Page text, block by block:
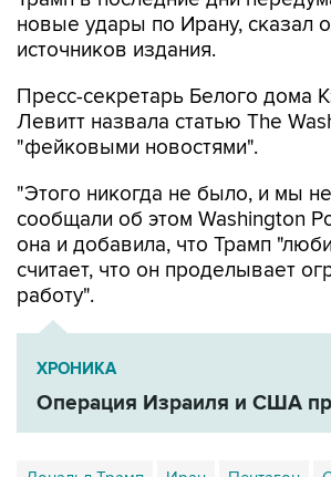
новые удары по Ирану, сказал
источников издания.
Пресс-секретарь Белого дома
Левитт назвала статью The
"фейковыми новостями".
"Этого никогда не было, и мы
сообщали об этом Washington
она и добавила, что Трамп
считает, что он проделывает
работу".
ХРОНИКА
Операция Израиля и США